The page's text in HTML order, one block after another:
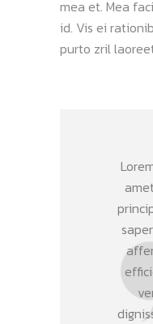
mea et. Mea
id. Vis ei
purto zril